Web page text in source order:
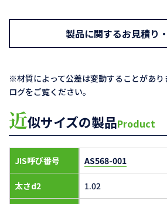
製品に関するお見積り
※材質によって公差は変動することがあり
ログをご覧ください。
近似サイズの製品Product
JIS呼び番号
太さd2
AS568-001
1.02